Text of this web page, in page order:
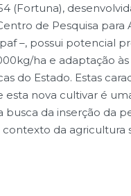
(Fortuna),
de Pesquisa para
–, possui potencial
ha e adaptação
do Estado. Estas
esta nova cultivar é
busca da inserção da
da agricultura